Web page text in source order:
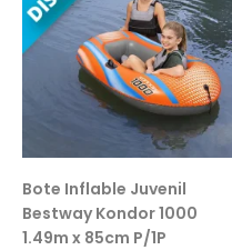
Bote Inflable Juvenil
Bestway Kondor 1000
1.49m x 85cm P/1P